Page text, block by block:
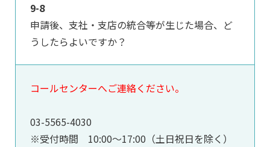
9-8
申請後、支社・支店の統合等が生じた場合、ど
うしたらよいですか？
コールセンターへご連絡ください。
03-5565-4030
※受付時間 10:00～17:00（土日祝日を除く）